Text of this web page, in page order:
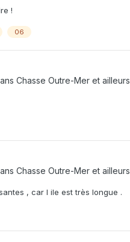
!
06
Chasse Outre-Mer et ailleurs
Chasse Outre-Mer et ailleurs
, car l ile est très longue .